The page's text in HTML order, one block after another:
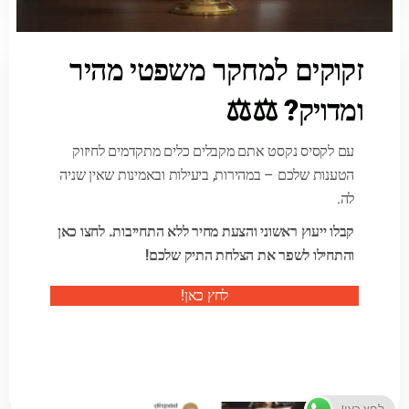
זקוקים למחקר משפטי מהיר
ומדויק? ⚖️⚖️
עם לקסיס נקסט אתם מקבלים כלים מתקדמים לחיזוק
הטענות שלכם – במהירות, ביעילות ובאמינות שאין שניה
לה.
קבלו ייעוץ ראשוני והצעת מחיר ללא התחייבות. לחצו כאן
והתחילו לשפר את הצלחת התיק שלכם!
לחץ כאן!